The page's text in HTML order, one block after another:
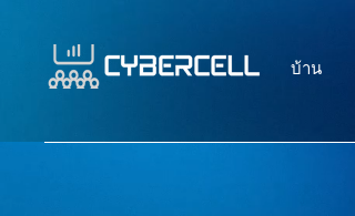
บ้าน